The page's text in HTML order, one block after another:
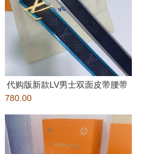
代购版新款LV男士双面皮带腰带
立体字母扣 原厂皮料，区别市
780.00